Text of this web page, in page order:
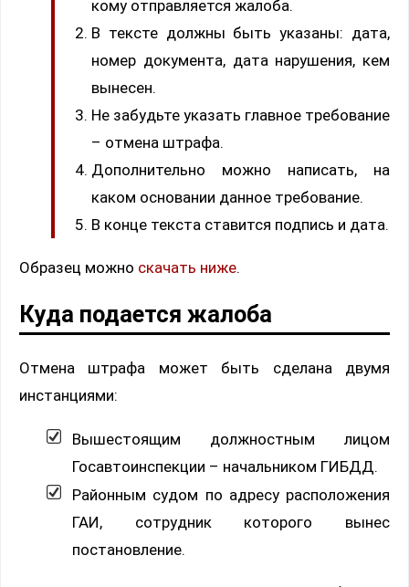
кому отправляется жалоба.
В тексте должны быть указаны: дата,
номер документа, дата нарушения, кем
вынесен.
Не забудьте указать главное требование
– отмена штрафа.
Дополнительно можно написать, на
каком основании данное требование.
В конце текста ставится подпись и дата.
Образец можно скачать ниже.
Куда подается жалоба
Отмена штрафа может быть сделана двумя
инстанциями:
Вышестоящим должностным лицом
Госавтоинспекции – начальником ГИБДД.
Районным судом по адресу расположения
ГАИ, сотрудник которого вынес
постановление.